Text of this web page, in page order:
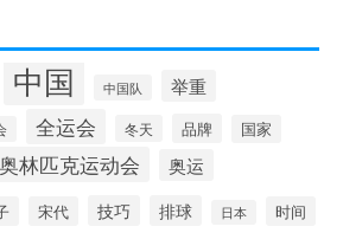
中国 中国队 举重
全运会 冬天 品牌 国家
奥林匹克运动会 奥运
宋代 技巧 排球 日本 时间